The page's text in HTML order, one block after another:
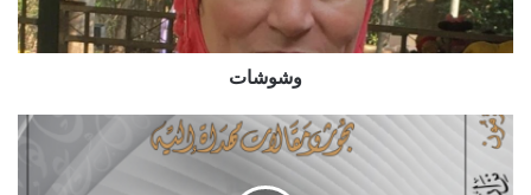
وشوشات